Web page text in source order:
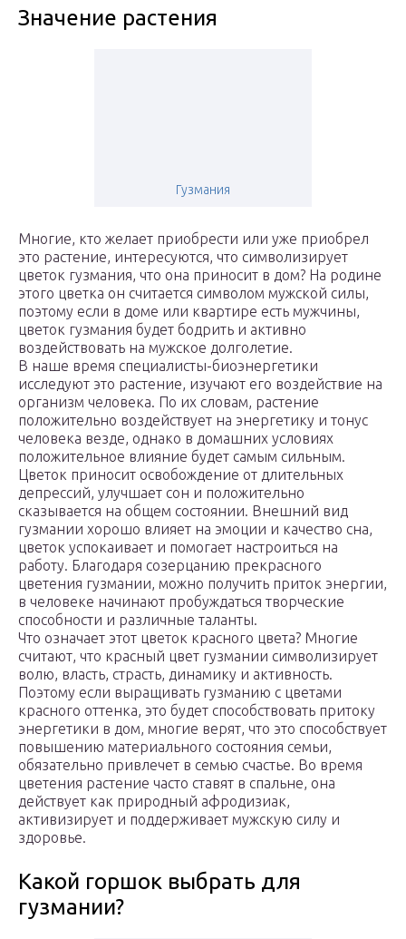
Значение растения
Гузмания
Многие, кто желает приобрести или уже приобрел
это растение, интересуются, что символизирует
цветок гузмания, что она приносит в дом? На родине
этого цветка он считается символом мужской силы,
поэтому если в доме или квартире есть мужчины,
цветок гузмания будет бодрить и активно
воздействовать на мужское долголетие.
В наше время специалисты-биоэнергетики
исследуют это растение, изучают его воздействие на
организм человека. По их словам, растение
положительно воздействует на энергетику и тонус
человека везде, однако в домашних условиях
положительное влияние будет самым сильным.
Цветок приносит освобождение от длительных
депрессий, улучшает сон и положительно
сказывается на общем состоянии. Внешний вид
гузмании хорошо влияет на эмоции и качество сна,
цветок успокаивает и помогает настроиться на
работу. Благодаря созерцанию прекрасного
цветения гузмании, можно получить приток энергии,
в человеке начинают пробуждаться творческие
способности и различные таланты.
Что означает этот цветок красного цвета? Многие
считают, что красный цвет гузмании символизирует
волю, власть, страсть, динамику и активность.
Поэтому если выращивать гузманию с цветами
красного оттенка, это будет способствовать притоку
энергетики в дом, многие верят, что это способствует
повышению материального состояния семьи,
обязательно привлечет в семью счастье. Во время
цветения растение часто ставят в спальне, она
действует как природный афродизиак,
активизирует и поддерживает мужскую силу и
здоровье.
Какой горшок выбрать для
гузмании?